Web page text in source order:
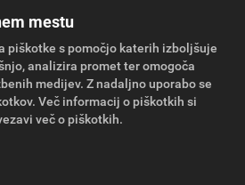
mestu
piškotke s pomočjo katerih izboljšuje
analizira promet ter omogoča
medijev. Z nadaljno uporabo se
Več informacij o piškotkih si
več o piškotkih.